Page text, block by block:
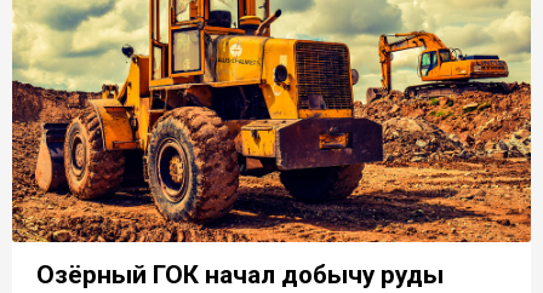
Озёрный ГОК начал добычу руды